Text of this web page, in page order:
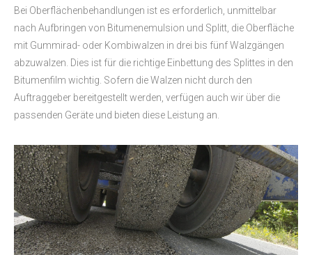
Bei Oberflächenbehandlungen ist es erforderlich, unmittelbar
nach Aufbringen von Bitumenemulsion und Splitt, die Oberfläche
mit Gummirad- oder Kombiwalzen in drei bis fünf Walzgängen
abzuwalzen. Dies ist für die richtige Einbettung des Splittes in den
Bitumenfilm wichtig. Sofern die Walzen nicht durch den
Auftraggeber bereitgestellt werden, verfügen auch wir über die
passenden Geräte und bieten diese Leistung an.